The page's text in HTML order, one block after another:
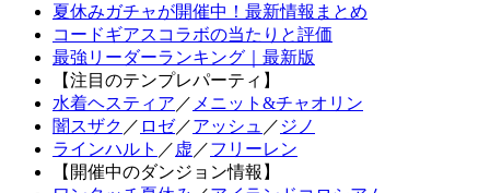
夏休みガチャが開催中！最新情報まとめ
コードギアスコラボの当たりと評価
最強リーダーランキング｜最新版
【注目のテンプレパーティ】
水着ヘスティア ／ メニット&チャオリン
闇スザク ／ ロゼ／アッシュ ／ ジノ
ラインハルト ／ 虚 ／フリーレン
【開催中のダンジョン情報】